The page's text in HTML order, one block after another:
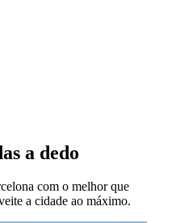
a dedo
com o melhor que
a cidade ao máximo.